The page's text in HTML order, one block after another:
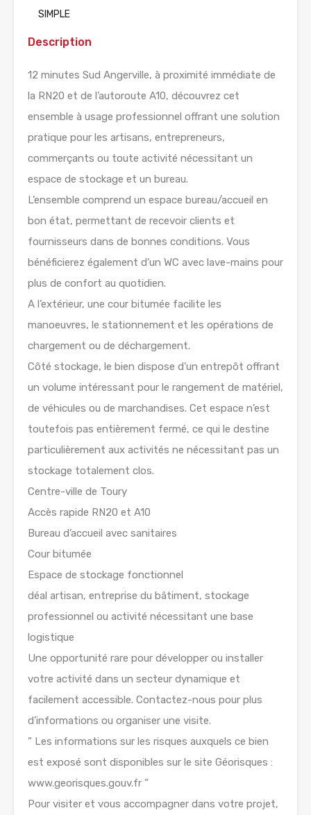
SIMPLE
Description
12 minutes Sud Angerville, à proximité immédiate de
la RN20 et de l’autoroute A10, découvrez cet
ensemble à usage professionnel offrant une solution
pratique pour les artisans, entrepreneurs,
commerçants ou toute activité nécessitant un
espace de stockage et un bureau.
L’ensemble comprend un espace bureau/accueil en
bon état, permettant de recevoir clients et
fournisseurs dans de bonnes conditions. Vous
bénéficierez également d’un WC avec lave-mains pour
plus de confort au quotidien.
A l’extérieur, une cour bitumée facilite les
manoeuvres, le stationnement et les opérations de
chargement ou de déchargement.
Côté stockage, le bien dispose d’un entrepôt offrant
un volume intéressant pour le rangement de matériel,
de véhicules ou de marchandises. Cet espace n’est
toutefois pas entièrement fermé, ce qui le destine
particulièrement aux activités ne nécessitant pas un
stockage totalement clos.
Centre-ville de Toury
Accès rapide RN20 et A10
Bureau d’accueil avec sanitaires
Cour bitumée
Espace de stockage fonctionnel
déal artisan, entreprise du bâtiment, stockage
professionnel ou activité nécessitant une base
logistique
Une opportunité rare pour développer ou installer
votre activité dans un secteur dynamique et
facilement accessible. Contactez-nous pour plus
d’informations ou organiser une visite.
” Les informations sur les risques auxquels ce bien
est exposé sont disponibles sur le site Géorisques :
www.georisques.gouv.fr ”
Pour visiter et vous accompagner dans votre projet,